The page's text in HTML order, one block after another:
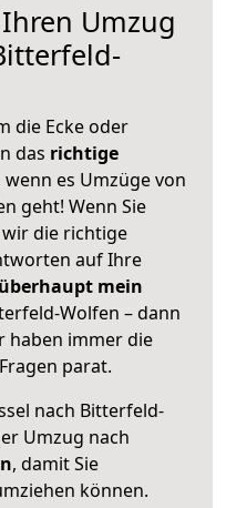
Umzug
die Ecke oder
das richtige
es Umzüge von
geht! Wenn Sie
die richtige
auf Ihre
mein
Wolfen – dann
haben immer die
parat.
nach Bitterfeld-
Umzug nach
, damit Sie
können.